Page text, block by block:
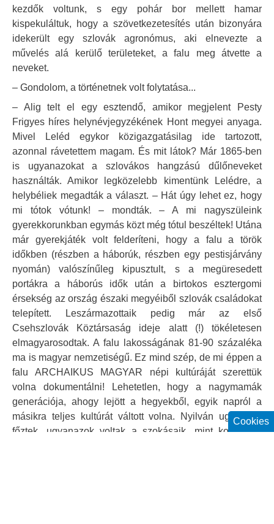
kezdők voltunk, s egy pohár bor mellett hamar
kispekuláltuk, hogy a szövetkezetesítés után bizonyára
idekerült egy szlovák agronómus, aki elnevezte a
művelés alá kerülő területeket, a falu meg átvette a
neveket.
– Gondolom, a történetnek volt folytatása...
– Alig telt el egy esztendő, amikor megjelent Pesty
Frigyes híres helynévjegyzékének Hont megyei anyaga.
Mivel Leléd egykor közigazgatásilag ide tartozott,
azonnal rávetettem magam. És mit látok? Már 1865-ben
is ugyanazokat a szlovákos hangzású dűlőneveket
használták. Amikor legközelebb kimentünk Lelédre, a
helybéliek megadták a választ. – Hát úgy lehet ez, hogy
mi tótok vótunk! – mondták. – A mi nagyszüleink
gyerekkorunkban egymás közt még tótul beszéltek! Utána
már gyerekjáték volt felderíteni, hogy a falu a török
időkben (részben a háborúk, részben egy pestisjárvány
nyomán) valószínűleg kipusztult, s a megüresedett
portákra a háborús idők után a birtokos esztergomi
érsekség az ország északi megyéiből szlovák családokat
telepített. Leszármazottaik pedig már az első
Csehszlovák Köztársaság ideje alatt (!) tökéletesen
elmagyarosodtak. A falu lakosságának 81-90 százaléka
ma is magyar nemzetiségű. Ez mind szép, de mi éppen a
falu ARCHAIKUS MAGYAR népi kultúráját szerettük
volna dokumentálni! Lehetetlen, hogy a nagymamák
generációja, ahogy lejött a hegyekből, egyik napról a
másikra teljes kultúrát váltott volna. Nyilván ugyanúgy
főztek, ugyanazok voltak a szokásaik, mint korábban.
Cookies